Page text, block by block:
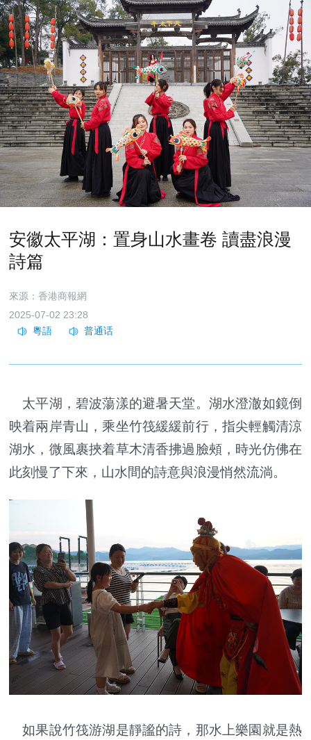
安徽太平湖：置身山水畫卷 讀盡浪漫
詩篇
來源：香港商報網
2025-07-02 23:28
太平湖，碧波蕩漾的避暑天堂。湖水澄澈如鏡倒
映着兩岸青山，乘坐竹筏緩緩前行，指尖輕觸清涼
湖水，微風裹挾着草木清香拂過臉頰，時光仿佛在
此刻慢了下來，山水間的詩意與浪漫悄然流淌。
如果說竹筏游湖是靜謐的詩，那水上樂園就是熱